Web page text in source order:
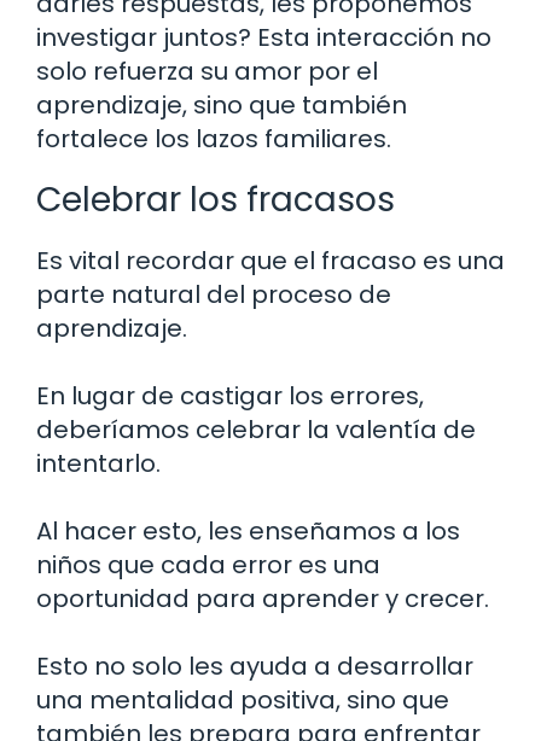
investigar juntos? Esta interacción no
solo refuerza su amor por el
aprendizaje, sino que también
fortalece los lazos familiares.
Celebrar los fracasos
Es vital recordar que el fracaso es una
parte natural del proceso de
aprendizaje.
En lugar de castigar los errores,
deberíamos celebrar la valentía de
intentarlo.
Al hacer esto, les enseñamos a los
niños que cada error es una
oportunidad para aprender y crecer.
Esto no solo les ayuda a desarrollar
una mentalidad positiva, sino que
también les prepara para enfrentar